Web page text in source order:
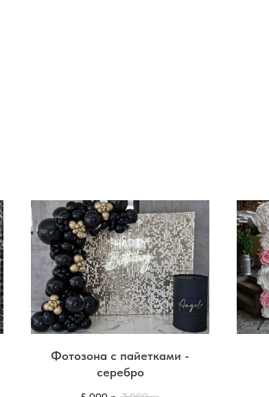
Фотозона с пайетками -
серебро